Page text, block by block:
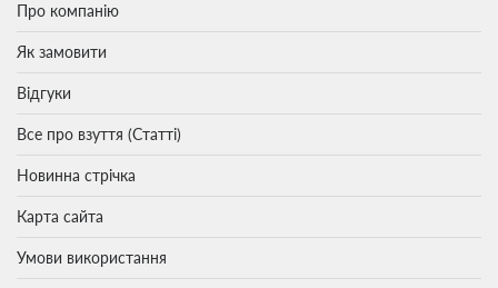
Про компанію
Як замовити
Відгуки
Все про взуття (Статті)
Новинна стрічка
Карта сайта
Умови використання